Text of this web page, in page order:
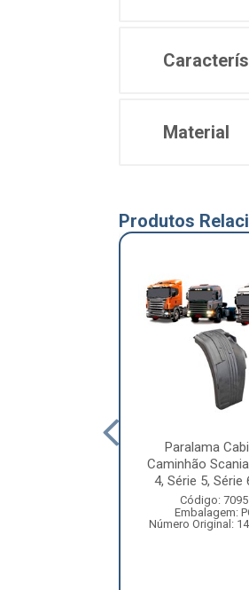
Material
Produtos
Paralama
Caminhão
4, Série 5, Série 6
Código: 7095
Embalagem:
Número Original: